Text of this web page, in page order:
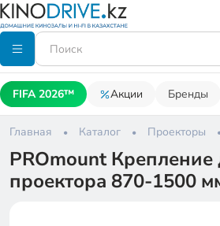
FIFA 2026™ Акции Бренды
Главная Каталог Проекторы
PROmount Крепление
проектора 870-1500